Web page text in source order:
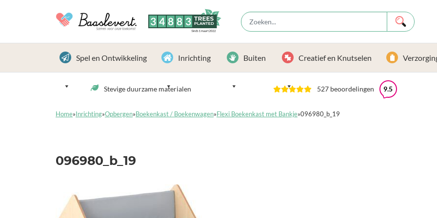
3 4 8 8 3 TREES
PLANTED
Sinds 1 maart 2022
Spel en Ontwikkeling Inrichting Buiten Creatief en Knutselen
Stevige duurzame materialen 527 beoordelingen 9.5
Home» Inrichting»Opbergen» Boekenkast / Boekenwagen» Flexi Boekenkast met Bankje»096980_b_19
096980_b_19